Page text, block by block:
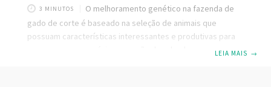
3 MINUTOS
O melhoramento genético na fazenda de
gado de corte é baseado na seleção de animais que
possuam características interessantes e produtivas para
se passar para a próxima geração do rebanho, como porLEIA MAIS →